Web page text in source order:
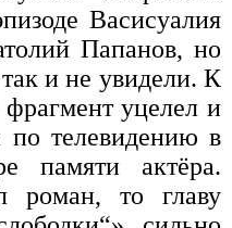
Васисуалия
Папанов, но
и не увидели. К
уцелел и
по телевидению в
памяти актёра.
роман, то главу